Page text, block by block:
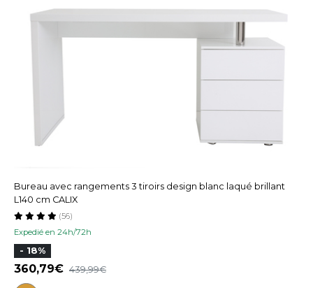
Bureau avec rangements 3 tiroirs design blanc laqué brillant
L140 cm CALIX
Expedié en 24h/72h
(56)
- 18%
360,79 439,99